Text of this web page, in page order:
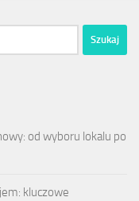
od wyboru lokalu po
kluczowe